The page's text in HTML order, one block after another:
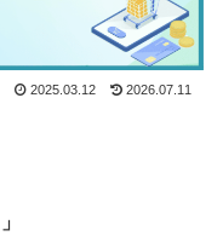
2025.03.12 2026.07.11